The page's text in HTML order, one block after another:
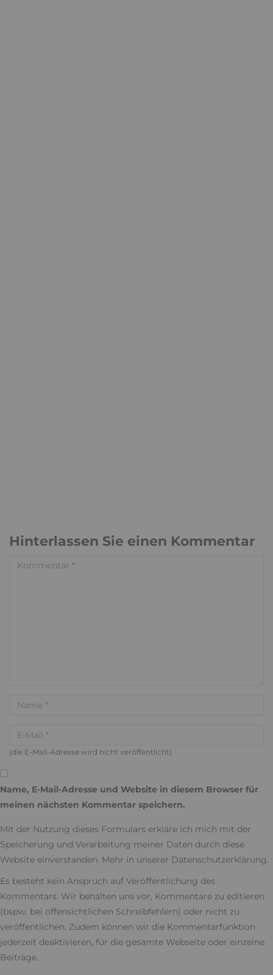
Hinterlassen Sie einen Kommentar
(die E-Mail-Adresse wird nicht veröffentlicht)
Name, E-Mail-Adresse und Website in diesem Browser für
meinen nächsten Kommentar speichern.
Mit der Nutzung dieses Formulars erkläre ich mich mit der
Speicherung und Verarbeitung meiner Daten durch diese
Website einverstanden. Mehr in unserer Datenschutzerklärung
Es besteht kein Anspruch auf Veröffentlichung des
Kommentars. Wir behalten uns vor, Kommentare zu editieren
(bspw. bei offensichtlichen Schreibfehlern) oder nicht zu
veröffentlichen. Zudem können wir die Kommentarfunktion
jederzeit deaktivieren, für die gesamte Webseite oder einzelne
Beiträge.